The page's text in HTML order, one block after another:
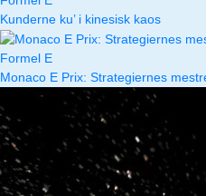
Kunderne ku’ i kinesisk kaos
Formel E
Monaco E Prix: Strategiernes